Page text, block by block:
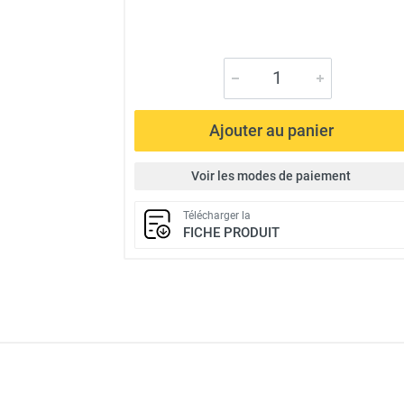
Ajouter au panier
Voir les modes de paiement
Télécharger la
FICHE PRODUIT